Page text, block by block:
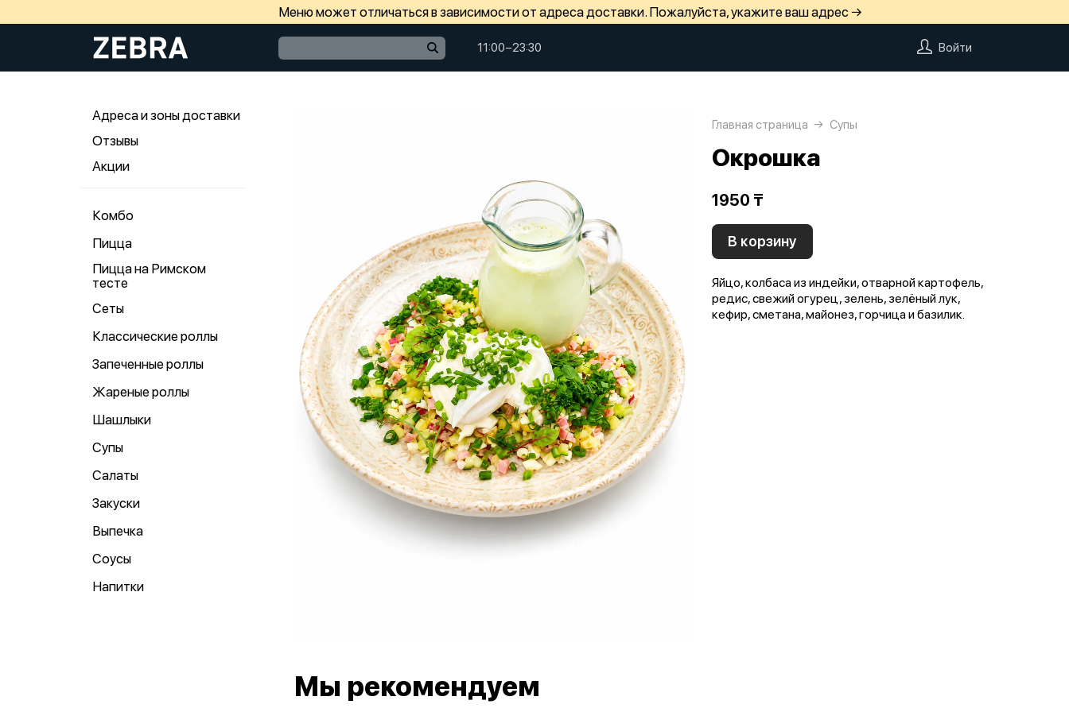
Меню может отличаться в зависимости от адреса доставки. Пожалуйста, укажите ваш адрес →
11:00−23:30 Войти
Адреса и зоны доставки
Отзывы
Акции
Комбо
Пицца
Пицца на Римском
тесте
Сеты
Классические роллы
Запеченные роллы
Жареные роллы
Шашлыки
Супы
Салаты
Закуски
Выпечка
Соусы
Напитки
Главная страница Супы
Окрошка
1950 ₸
В корзину
Яйцо, колбаса из индейки, отварной картофель,
редис, свежий огурец, зелень, зелёный лук,
кефир, сметана, майонез, горчица и базилик.
Мы рекомендуем